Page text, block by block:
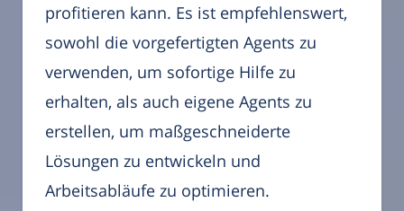
profitieren kann. Es ist empfehlenswert,
sowohl die vorgefertigten Agents zu
verwenden, um sofortige Hilfe zu
erhalten, als auch eigene Agents zu
erstellen, um maßgeschneiderte
Lösungen zu entwickeln und
Arbeitsabläufe zu optimieren.